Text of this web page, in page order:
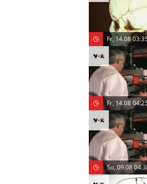
Fr, 14.08
Fr, 14.08
So, 09.08